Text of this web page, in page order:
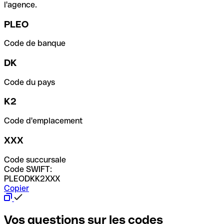
l'agence.
PLEO
Code de banque
DK
Code du pays
K2
Code d'emplacement
XXX
Code succursale
Code SWIFT:
PLEODKK2XXX
Copier
Vos questions sur les codes